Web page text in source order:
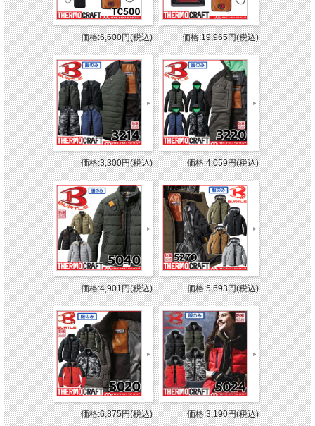
価格:6,600円(税込) 価格:19,965円(税込)
価格:3,300円(税込) 価格:4,059円(税込)
価格:4,901円(税込) 価格:5,693円(税込)
価格:6,875円(税込) 価格:3,190円(税込)